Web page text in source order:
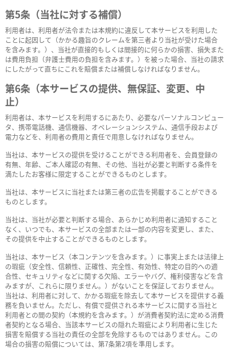
第5条（当社に対する補償）
利用者は、利用者が法令または本規約に違反して本サービスを利用した
ことに起因して（かかる趣旨のクレームを第三者より当社が受けた場合
を含みます。）、当社が直接的もしくは間接的に何らかの損害、損失また
は費用負担（弁護士費用の負担を含みます。）を被った場合、当社の請求
にしたがって直ちにこれを賠償または補償しなければなりません。
第6条（本サービスの提供、無保証、変更、中
止）
利用者は、本サービスを利用するにあたり、必要なパーソナルコンピュー
タ、携帯電話機、通信機器、オペレーションシステム、通信手段および
電力などを、利用者の費用と責任で用意しなければなりません。
当社は、本サービスの提供を受けることができる利用者を、会員登録の
有無、年齢、ご本人確認の有無、その他、当社が必要と判断する条件を
満たしたお客様に限定することができるものとします。
当社は、本サービスに当社または第三者の広告を掲載することができる
ものとします。
当社は、当社が必要と判断する場合、あらかじめ利用者に通知すること
なく、いつでも、本サービスの全部または一部の内容を変更し、また、
その提供を中止することができるものとします。
当社は、本サービス（本コンテンツを含みます。）に事実上または法律上
の瑕疵（安全性、信頼性、正確性、完全性、有効性、特定の目的への適
合性、セキュリティなどに関する欠陥、エラーやバグ、権利侵害などを含
みますが、これらに限りません。）がないことを保証しておりません。
当社は、利用者に対して、かかる瑕疵を除去して本サービスを提供する義
務を負いません。ただし、有償で提供される本サービスに関する当社と
利用者との間の契約（本規約を含みます。）が消費者契約法に定める消費
者契約となる場合、当該本サービスの隠れた瑕疵により利用者に生じた
損害を賠償する当社の責任の全部を免除するものではありません。この
場合の損害の賠償については、第7条第2項を準用します。